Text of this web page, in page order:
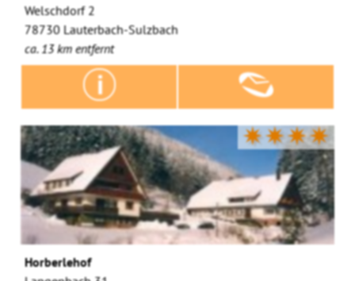
Welschdorf 2
78730 Lauterbach-Sulzbach
ca. 13 km entfernt
✷✷✷✷
Horberlehof